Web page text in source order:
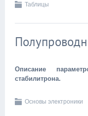
Таблицы
Описание
стабилитрона.
Основы электроники